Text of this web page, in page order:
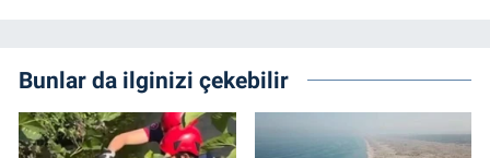
Bunlar da ilginizi çekebilir